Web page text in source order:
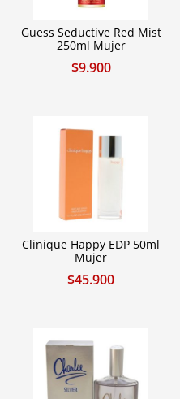
Guess Seductive Red Mist
250ml Mujer
$9.900
Clinique Happy EDP 50ml
Mujer
$45.900